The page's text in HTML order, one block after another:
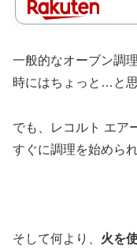
一般的なオーブン調
時にはちょっと…と
でも、レコルト エア
すぐに調理を始められ
そして何より、 火を